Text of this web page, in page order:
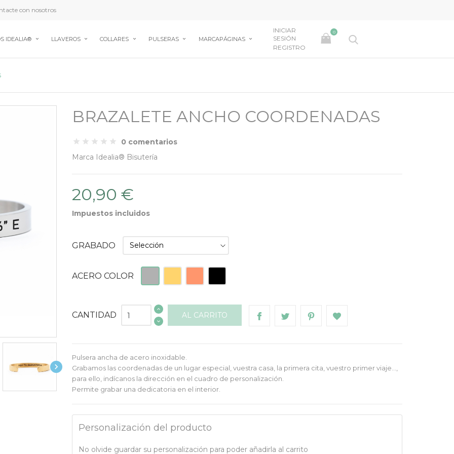
con nosotros
IDEALIA® LLAVEROS COLLARES PULSERAS MARCAPÁGINAS
INICIAR
SESIÓN
REGISTRO
0

BRAZALETE ANCHO COORDENADAS
0 comentarios
Marca Idealia® Bisutería
20,90 €
Impuestos incluidos
GRABADO
ACERO COLOR Dorado RosadoNegro
CANTIDAD AL CARRITO
Pulsera ancha de acero inoxidable.
Grabamos las coordenadas de un lugar especial, vuestra casa, la primera cita, vuestro primer viaje…,
para ello, indícanos la dirección en el cuadro de personalización.
Permite grabar una dedicatoria en el interior.
Personalización del producto
No olvide guardar su personalización para poder añadirla al carrito